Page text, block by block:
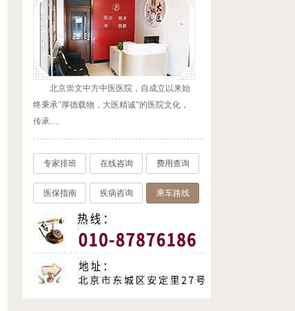
北京崇文中方中医医院，自成立以来始
终秉承"厚德载物，大医精诚"的医院文化，
传承.....
专家排班 在线咨询 费用查询
医保指南 疾病咨询 乘车路线